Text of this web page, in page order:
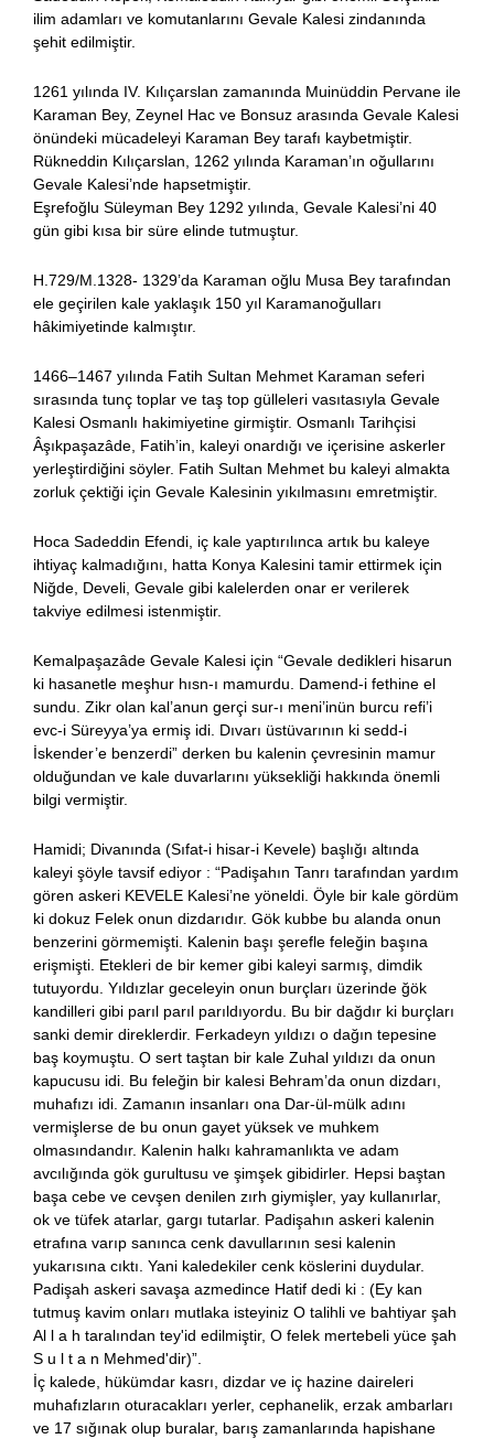
ilim adamları ve komutanlarını Gevale Kalesi zindanında
şehit edilmiştir.
1261 yılında IV. Kılıçarslan zamanında Muinüddin Pervane ile
Karaman Bey, Zeynel Hac ve Bonsuz arasında Gevale Kalesi
önündeki mücadeleyi Karaman Bey tarafı kaybetmiştir.
Rükneddin Kılıçarslan, 1262 yılında Karaman’ın oğullarını
Gevale Kalesi’nde hapsetmiştir.
Eşrefoğlu Süleyman Bey 1292 yılında, Gevale Kalesi’ni 40
gün gibi kısa bir süre elinde tutmuştur.
H.729/M.1328- 1329’da Karaman oğlu Musa Bey tarafından
ele geçirilen kale yaklaşık 150 yıl Karamanoğulları
hâkimiyetinde kalmıştır.
1466–1467 yılında Fatih Sultan Mehmet Karaman seferi
sırasında tunç toplar ve taş top gülleleri vasıtasıyla Gevale
Kalesi Osmanlı hakimiyetine girmiştir. Osmanlı Tarihçisi
Âşıkpaşazâde, Fatih’in, kaleyi onardığı ve içerisine askerler
yerleştirdiğini söyler. Fatih Sultan Mehmet bu kaleyi almakta
zorluk çektiği için Gevale Kalesinin yıkılmasını emretmiştir.
Hoca Sadeddin Efendi, iç kale yaptırılınca artık bu kaleye
ihtiyaç kalmadığını, hatta Konya Kalesini tamir ettirmek için
Niğde, Develi, Gevale gibi kalelerden onar er verilerek
takviye edilmesi istenmiştir.
Kemalpaşazâde Gevale Kalesi için “Gevale dedikleri hisarun
ki hasanetle meşhur hısn-ı mamurdu. Damend-i fethine el
sundu. Zikr olan kal’anun gerçi sur-ı meni’inün burcu refi’i
evc-i Süreyya’ya ermiş idi. Dıvarı üstüvarının ki sedd-i
İskender’e benzerdi” derken bu kalenin çevresinin mamur
olduğundan ve kale duvarlarını yüksekliği hakkında önemli
bilgi vermiştir.
Hamidi; Divanında (Sıfat-i hisar-i Kevele) başlığı altında
kaleyi şöyle tavsif ediyor : “Padişahın Tanrı tarafından yardım
gören askeri KEVELE Kalesi’ne yöneldi. Öyle bir kale gördüm
ki dokuz Felek onun dizdarıdır. Gök kubbe bu alanda onun
benzerini görmemişti. Kalenin başı şerefle feleğin başına
erişmişti. Etekleri de bir kemer gibi kaleyi sarmış, dimdik
tutuyordu. Yıldızlar geceleyin onun burçları üzerinde ğök
kandilleri gibi parıl parıl parıldıyordu. Bu bir dağdır ki burçları
sanki demir direklerdir. Ferkadeyn yıldızı o dağın tepesine
baş koymuştu. O sert taştan bir kale Zuhal yıldızı da onun
kapucusu idi. Bu feleğin bir kalesi Behram’da onun dizdarı,
muhafızı idi. Zamanın insanları ona Dar-ül-mülk adını
vermişlerse de bu onun gayet yüksek ve muhkem
olmasındandır. Kalenin halkı kahramanlıkta ve adam
avcılığında gök gurultusu ve şimşek gibidirler. Hepsi baştan
başa cebe ve cevşen denilen zırh giymişler, yay kullanırlar,
ok ve tüfek atarlar, gargı tutarlar. Padişahın askeri kalenin
etrafına varıp sanınca cenk davullarının sesi kalenin
yukarısına cıktı. Yani kaledekiler cenk köslerini duydular.
Padişah askeri savaşa azmedince Hatif dedi ki : (Ey kan
tutmuş kavim onları mutlaka isteyiniz O talihli ve bahtiyar şah
Al l a h taralından tey'id edilmiştir, O felek mertebeli yüce şah
S u l t a n Mehmed'dir)”.
İç kalede, hükümdar kasrı, dizdar ve iç hazine daireleri
muhafızların oturacakları yerler, cephanelik, erzak ambarları
ve 17 sığınak olup buralar, barış zamanlarında hapishane